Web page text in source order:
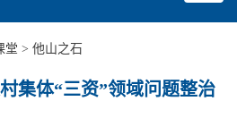
堂 > 他山之石
集体“三资”领域问题整治